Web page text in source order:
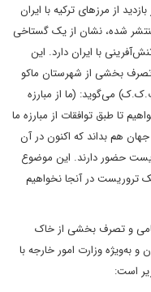
از مرزهای ترکیه با ایران
کشور منتشر شده، نشان از یک گستاخی
با ایران دارد. این
تصرف بخشی از شهرستان ماکو
می‌گوید: (ما از مبارزه
تا طبق توافقات از مبارزه ما
هم بداند که اکنون در آن
منطقه دامبات ماکو حدود 100 تروریست حضور دارند. این موضوع
تروریست در آنجا نخواهیم
و تصرف بخشی از خاک
و به‌ویژه وزارت امور خارجه با
است: